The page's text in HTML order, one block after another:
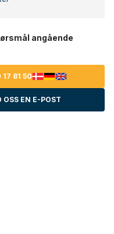
angående
81 50
OSS EN E-POST